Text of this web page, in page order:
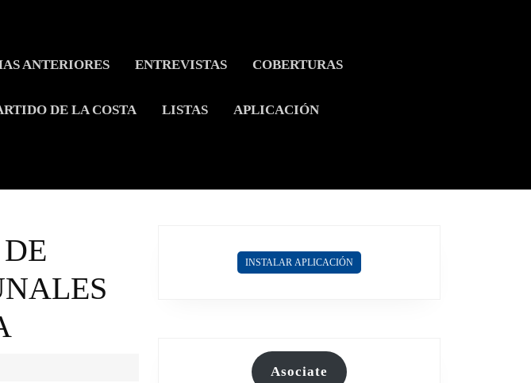
ANTERIORES ENTREVISTAS COBERTURAS
DE LA COSTA LISTAS APLICACIÓN
INSTALAR APLICACIÓN
Asociate